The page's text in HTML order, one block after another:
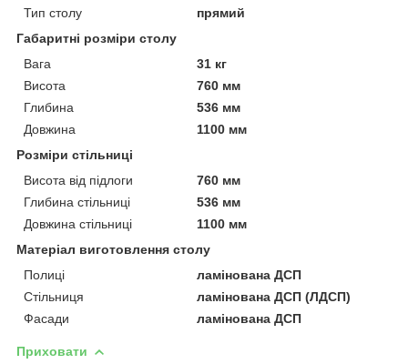
Тип столу
прямий
Габаритні розміри столу
Вага
31 кг
Висота
760 мм
Глибина
536 мм
Довжина
1100 мм
Розміри стільниці
Висота від підлоги
760 мм
Глибина стільниці
536 мм
Довжина стільниці
1100 мм
Матеріал виготовлення столу
Полиці
ламінована ДСП
Стільниця
ламінована ДСП (ЛДСП)
Фасади
ламінована ДСП
Приховати